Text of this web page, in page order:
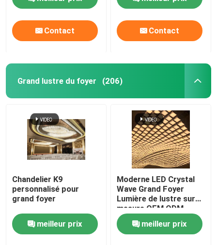
Contact Contact
Grand lustre du foyer (206)
Chandelier K9
personnalisé pour
grand foyer
meilleur prix
Moderne LED Crystal
Wave Grand Foyer
Lumière de lustre sur
mesure OEM ODM
meilleur prix